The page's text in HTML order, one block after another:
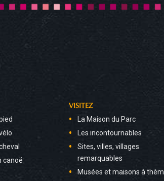
canoë
VISITEZ
La Maison du Parc
Les incontournables
Sites, villes, villages
remarquables
Musées et maisons à